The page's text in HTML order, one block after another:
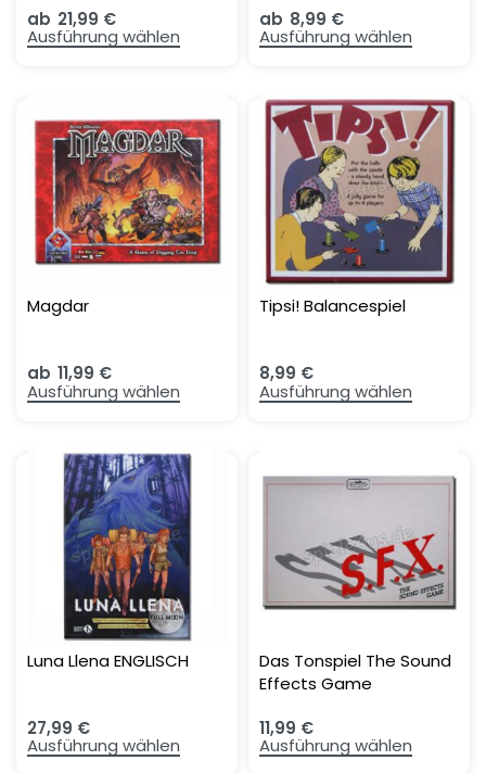
ab 21,99 €
Ausführung wählen
ab 8,99 €
Ausführung wählen
Magdar
ab 11,99 €
Ausführung wählen
Tipsi! Balancespiel
8,99 €
Ausführung wählen
Luna Llena ENGLISCH
27,99 €
Ausführung wählen
Das Tonspiel The Sound
Effects Game
11,99 €
Ausführung wählen